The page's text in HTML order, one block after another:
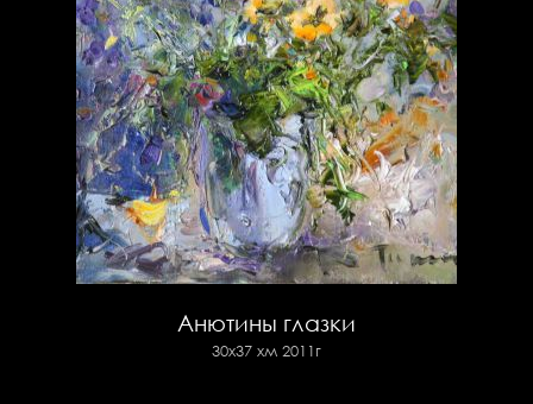
Анютины глазки
30х37 хм 2011г